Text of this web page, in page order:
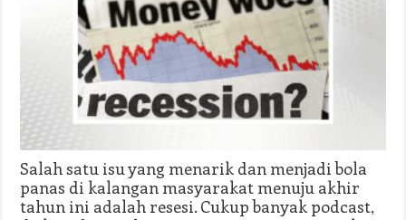
Salah satu isu yang menarik dan menjadi bola
panas di kalangan masyarakat menuju akhir
tahun ini adalah resesi. Cukup banyak podcast,